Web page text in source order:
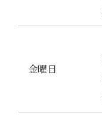
金曜日